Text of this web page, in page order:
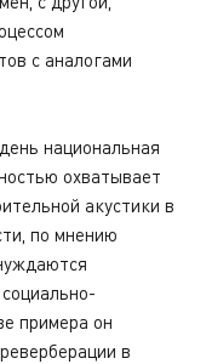
с аналогами
национальная
охватывает
акустики в
по мнению
примера он
в